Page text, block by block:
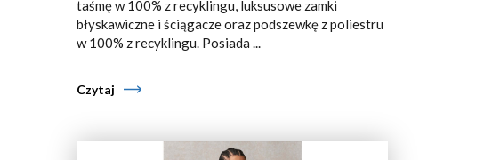
taśmę w 100% z recyklingu, luksusowe zamki
błyskawiczne i ściągacze oraz podszewkę z poliestru
w 100% z recyklingu. Posiada ...
Czytaj